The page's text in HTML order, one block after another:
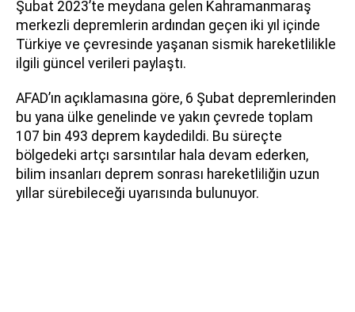
Şubat 2023’te meydana gelen Kahramanmaraş
merkezli depremlerin ardından geçen iki yıl içinde
Türkiye ve çevresinde yaşanan sismik hareketlilikle
ilgili güncel verileri paylaştı.
AFAD’ın açıklamasına göre, 6 Şubat depremlerinden
bu yana ülke genelinde ve yakın çevrede toplam
107 bin 493 deprem kaydedildi. Bu süreçte
bölgedeki artçı sarsıntılar hala devam ederken,
bilim insanları deprem sonrası hareketliliğin uzun
yıllar sürebileceği uyarısında bulunuyor.